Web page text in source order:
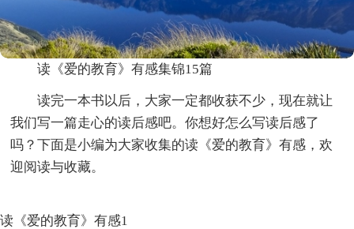
读《爱的教育》有感集锦15篇
读完一本书以后，大家一定都收获不少，现在就让
我们写一篇走心的读后感吧。你想好怎么写读后感了
吗？下面是小编为大家收集的读《爱的教育》有感，欢
迎阅读与收藏。
读《爱的教育》有感1